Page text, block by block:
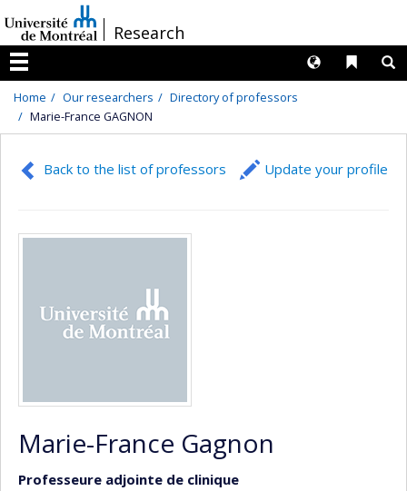
au
contenu
/Research
Menu
Liens
Langues
Home Our researchers
Directory of professors
Marie-France GAGNON
Back to the list of professors Update your profile
Marie-France Gagnon
Professeure adjointe de clinique